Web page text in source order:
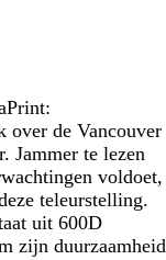
over de Vancouver
Jammer te lezen
voldoet,
teleurstelling.
uit 600D
zijn duurzaamheid